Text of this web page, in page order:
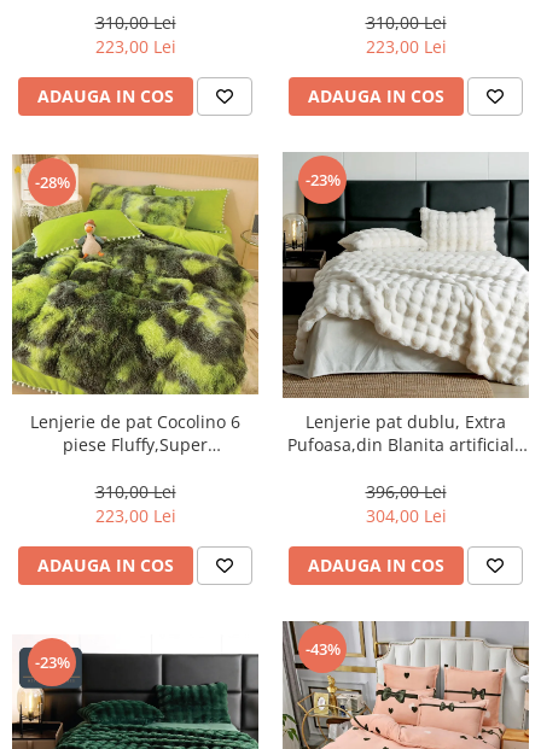
310,00 Lei
223,00 Lei
ADAUGA IN COS
COF30
310,00 Lei
223,00 Lei
ADAUGA IN COS
-28%
Lenjerie de pat Cocolino 6
piese Fluffy,Super
310,00 Lei
223,00 Lei
ADAUGA IN COS
-23%
Lenjerie pat dublu, Extra
Pufoasa,din Blanita artificiala
396,00 Lei
304,00 Lei
ADAUGA IN COS
-23%
-43%